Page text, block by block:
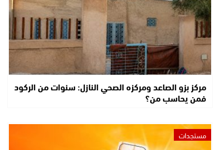
مركز بزو الصاعد ومركزه الصحي النازل: سنوات من الركود
فمن يحاسب من؟
مستجدات